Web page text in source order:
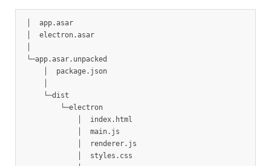
│  app.asar
│  electron.asar
└─app.asar.unpacked
    │  package.json
    └─dist
        └─electron
            │  index.html
            │  main.js
            │  renderer.js
            │  styles.css